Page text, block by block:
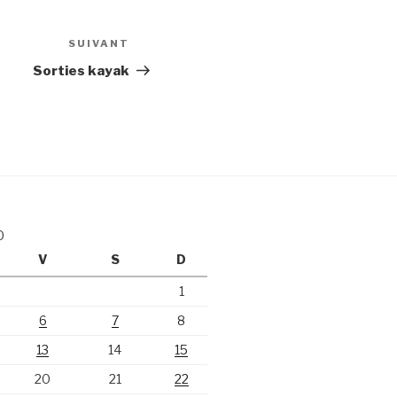
suivant
SUIVANT
Sorties kayak
V S D
1
6 7
8
13 14
15
20 21 22